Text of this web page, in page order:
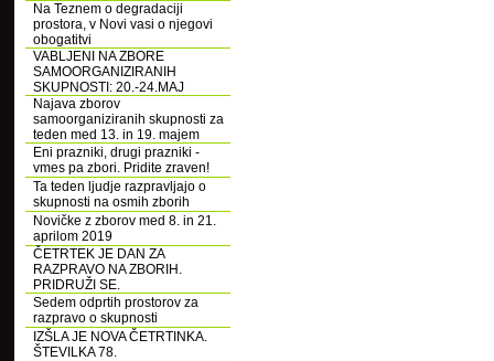
Na Teznem o degradaciji
prostora, v Novi vasi o njegovi
obogatitvi
VABLJENI NA ZBORE
SAMOORGANIZIRANIH
SKUPNOSTI: 20.-24.MAJ
Najava zborov
samoorganiziranih skupnosti za
teden med 13. in 19. majem
Eni prazniki, drugi prazniki -
vmes pa zbori. Pridite zraven!
Ta teden ljudje razpravljajo o
skupnosti na osmih zborih
Novičke z zborov med 8. in 21.
aprilom 2019
ČETRTEK JE DAN ZA
RAZPRAVO NA ZBORIH.
PRIDRUŽI SE.
Sedem odprtih prostorov za
razpravo o skupnosti
IZŠLA JE NOVA ČETRTINKA.
ŠTEVILKA 78.